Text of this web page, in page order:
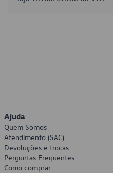
Ajuda
Quem Somos
Atendimento (SAC)
Devoluções e trocas
Perguntas Frequentes
Como comprar